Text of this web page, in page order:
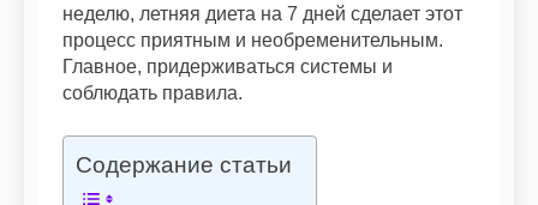
неделю, летняя диета на 7 дней сделает этот
процесс приятным и необременительным.
Главное, придерживаться системы и
соблюдать правила.
Содержание статьи